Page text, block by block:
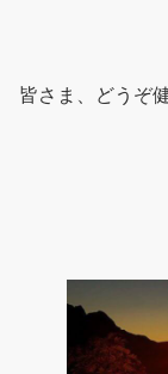
皆さま、どうぞ